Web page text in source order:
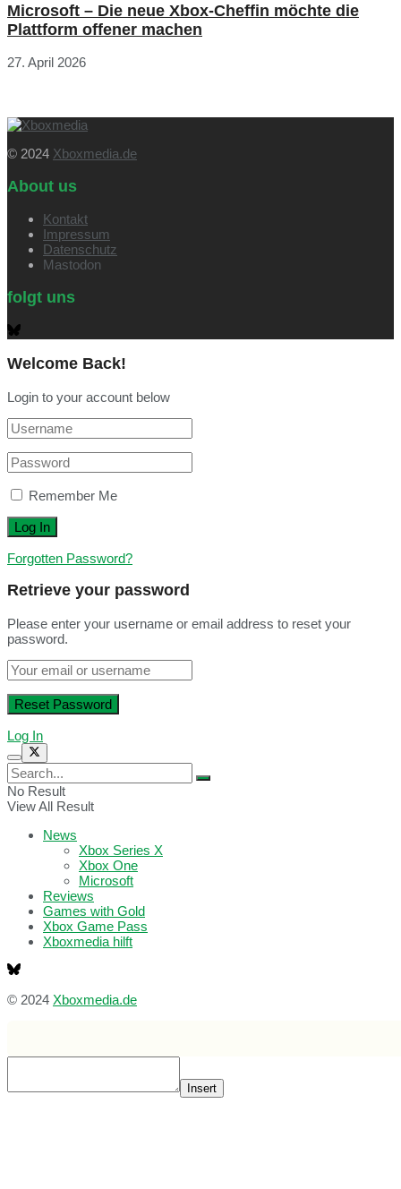
Microsoft – Die neue Xbox-Cheffin möchte die
Plattform offener machen
27. April 2026
© 2024 Xboxmedia.de
About us
Kontakt
Impressum
Datenschutz
Mastodon
folgt uns
Welcome Back!
Login to your account below
Remember Me
Forgotten Password?
Retrieve your password
Please enter your username or email address to reset your
password.
Log In
No Result
View All Result
News
Xbox Series X
Xbox One
Microsoft
Reviews
Games with Gold
Xbox Game Pass
Xboxmedia hilft
© 2024 Xboxmedia.de
Insert